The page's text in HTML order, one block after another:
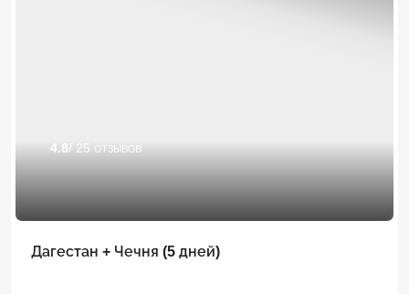
4.8/ 25 отзывов
Дагестан + Чечня (5 дней)